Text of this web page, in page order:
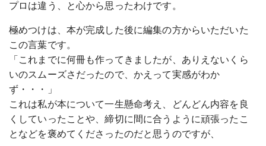
プロは違う、と心から思ったわけです。
極めつけは、本が完成した後に編集の方からいただいた
この言葉です。
「これまでに何冊も作ってきましたが、ありえないくら
いのスムーズさだったので、かえって実感がわか
ず・・・」
これは私が本について一生懸命考え、どんどん内容を良
くしていったことや、締切に間に合うように頑張ったこ
となどを褒めてくださったのだと思うのですが、